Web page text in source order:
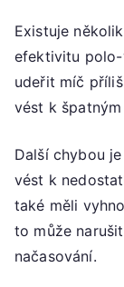
Existuje
efektivitu polo-
udeřit míč
vést k
Další chybou
vést k
také měli
to může
načasování.